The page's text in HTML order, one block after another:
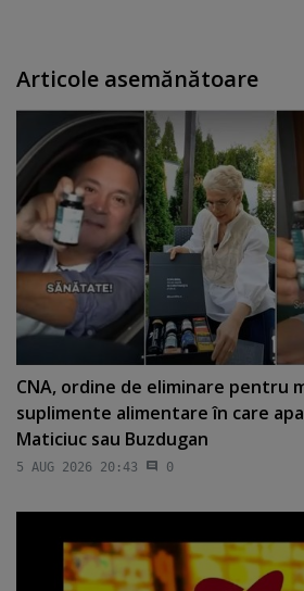
Articole asemănătoare
CNA, ordine de eliminare pentru
suplimente alimentare în care
Maticiuc sau Buzdugan
5 AUG 2026 20:43 0